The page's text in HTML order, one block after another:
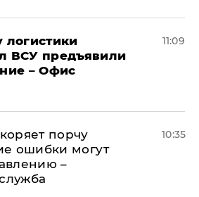
логистики
ВСУ предъявили
– Офис
11:09
порчу
ошибки могут
–
10:35